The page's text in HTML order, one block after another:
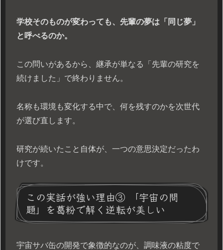
学校そのものが変わっても、先輩の夢は「同じ夢」
と呼べるのか。
この問いがあるから、継承が単なる「先輩の研究を
続けました」で終わりません。
名称も環境も変化する中で、何を残すのかを次世代
が選び直します。
研究が続いたこと自体が、一つの意思決定だったわ
けです。
この実話が強い理由③ 「宇宙の問
題」を葛粉で解く逆転が美しい
宇宙サバ缶の開発で象徴的なのが、調味液の粘度で